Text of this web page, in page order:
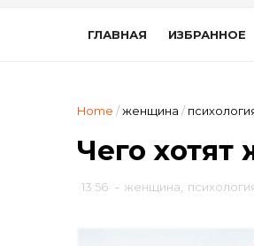
ГЛАВНАЯ ИЗБРАННОЕ
Home /женщина /
Чего
13:56 - женщина